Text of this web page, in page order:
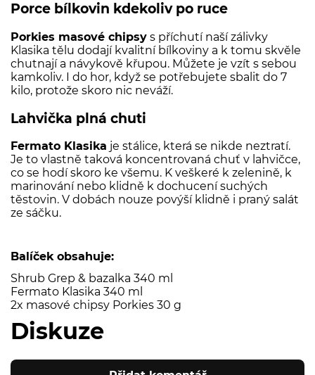
Porce bílkovin kdekoliv po ruce
Porkies masové chipsy s příchutí naší zálivky
Klasika tělu dodají kvalitní bílkoviny a k tomu skvěle
chutnají a návykově křupou. Můžete je vzít s sebou
kamkoliv. I do hor, když se potřebujete sbalit do 7
kilo, protože skoro nic neváží.
Lahvička plná chuti
Fermato Klasika je stálice, která se nikde neztratí.
Je to vlastně taková koncentrovaná chuť v lahvičce,
co se hodí skoro ke všemu. K veškeré k zelenině, k
marinování nebo klidně k dochucení suchých
těstovin. V dobách nouze povýší klidně i praný salát
ze sáčku.
Balíček obsahuje:
Shrub Grep & bazalka 340 ml
Fermato Klasika 340 ml
2x masové chipsy Porkies 30 g
Diskuze